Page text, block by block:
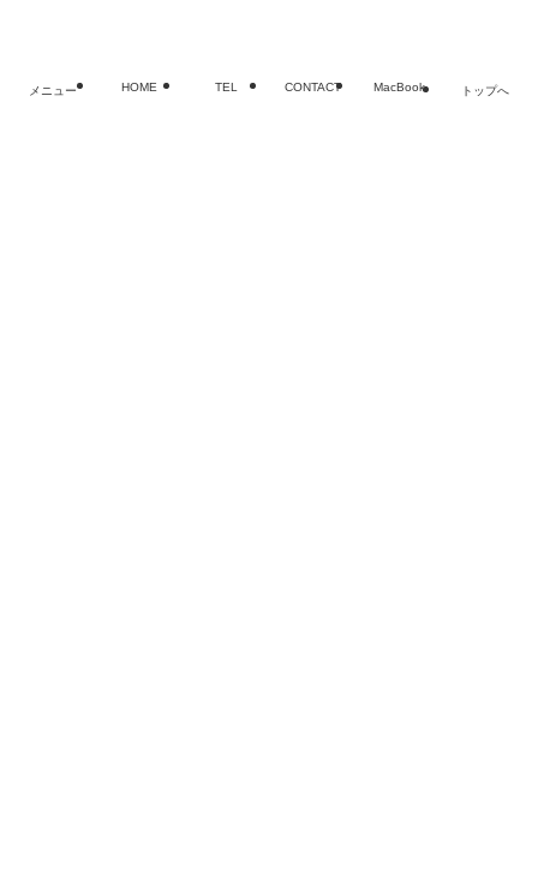
メニュー HOME TEL CONTACT MacBook トップへ